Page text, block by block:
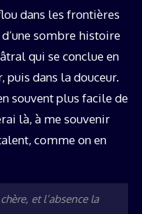
dans les frontières
sombre histoire
qui se conclue en
puis dans la douceur.
souvent plus facile de
là, à me souvenir
comme on en
et l’absence la